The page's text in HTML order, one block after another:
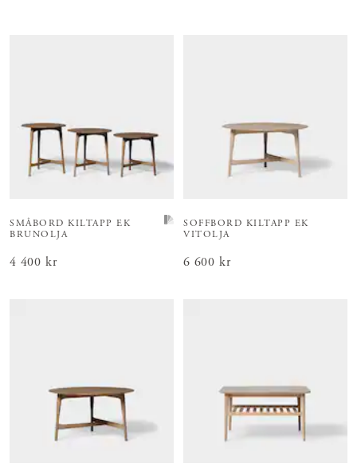
SMÅBORD KILTAPP EK
BRUNOLJA
Pris:4 400 kr
4 400 kr
SOFFBORD KILTAPP EK
VITOLJA
Pris:6 600 kr
6 600 kr